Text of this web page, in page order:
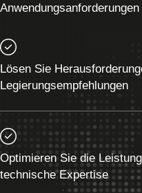
Anwendungsanforderungen
Lösen Sie
Legierungsempfehlungen
Optimieren Sie die
technische Expertise